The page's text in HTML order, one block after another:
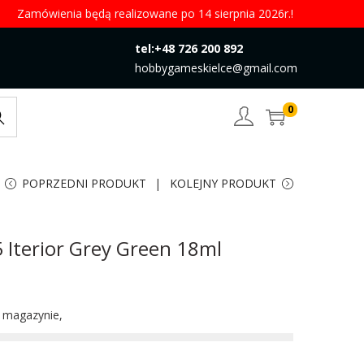
Zamówienia będą realizowane po 14 sierpnia 2026r.!
tel:+48 726 200 892
hobbygameskielce@gmail.com
0
POPRZEDNI PRODUKT KOLEJNY PRODUKT
Iterior Grey Green 18ml